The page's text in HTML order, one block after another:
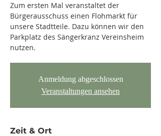
Zum ersten Mal veranstaltet der
Bürgerausschuss einen Flohmarkt für
unsere Stadtteile. Dazu können wir den
Parkplatz des Sängerkranz Vereinsheim
nutzen.
Anmeldung abgeschlossen
Veranstaltungen ansehen
Zeit & Ort